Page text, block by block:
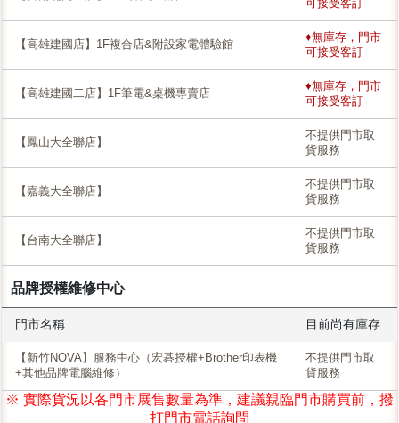
可接受客訂
【高雄建國店】1F複合店&附設家電體驗館
♦無庫存，門市
可接受客訂
【高雄建國二店】1F筆電&桌機專賣店
♦無庫存，門市
可接受客訂
【鳳山大全聯店】
不提供門市取
貨服務
【嘉義大全聯店】
不提供門市取
貨服務
【台南大全聯店】
不提供門市取
貨服務
品牌授權維修中心
門市名稱 目前尚有庫存
【新竹NOVA】服務中心（宏碁授權+Brother印表機
+其他品牌電腦維修）
不提供門市取
貨服務
※ 實際貨況以各門市展售數量為準，建議親臨門市購買前，撥
打門市電話詢問